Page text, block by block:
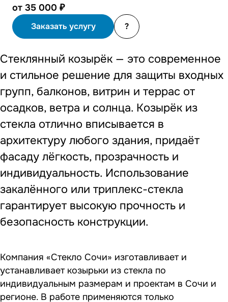
от 35 000 ₽
Заказать услугу ?
Стеклянный козырёк — это современное
и стильное решение для защиты входных
групп, балконов, витрин и террас от
осадков, ветра и солнца. Козырёк из
стекла отлично вписывается в
архитектуру любого здания, придаёт
фасаду лёгкость, прозрачность и
индивидуальность. Использование
закалённого или триплекс-стекла
гарантирует высокую прочность и
безопасность конструкции.
Компания «Стекло Сочи» изготавливает и
устанавливает козырьки из стекла по
индивидуальным размерам и проектам в Сочи и
регионе. В работе применяются только